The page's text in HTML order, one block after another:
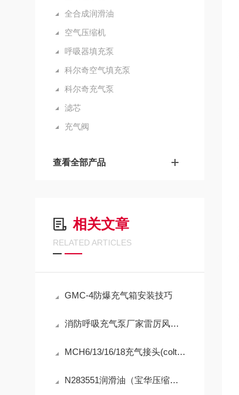
全合成润滑油
空气压缩机
呼吸器填充泵
科尔奇空气填充泵
科尔奇充气泵
滤芯
充气阀
查看全部产品
相关文章
RELATED ARTICLES
GMC-4防爆充气箱安装技巧
消防呼吸充气泵厂家雷厉风行闪现：呼吸器充气泵维保机构
MCH6/13/16/18充气接头(coltrisub压缩机)安装技巧
N283551润滑油（宝华压缩机机油）成分介绍